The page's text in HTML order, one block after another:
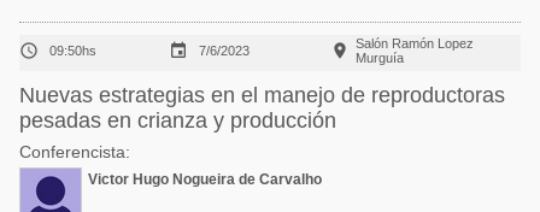
 09:50hs  7/6/2023 
Salón Ramón Lopez
Murguía
Nuevas estrategias en el manejo de reproductoras
pesadas en crianza y producción
Conferencista:
Victor Hugo Nogueira de Carvalho